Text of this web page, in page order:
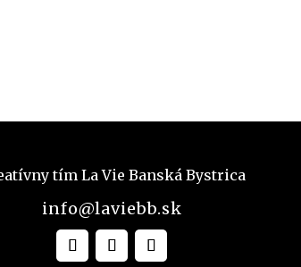
tím La Vie Banská Bystrica
info@laviebb.sk